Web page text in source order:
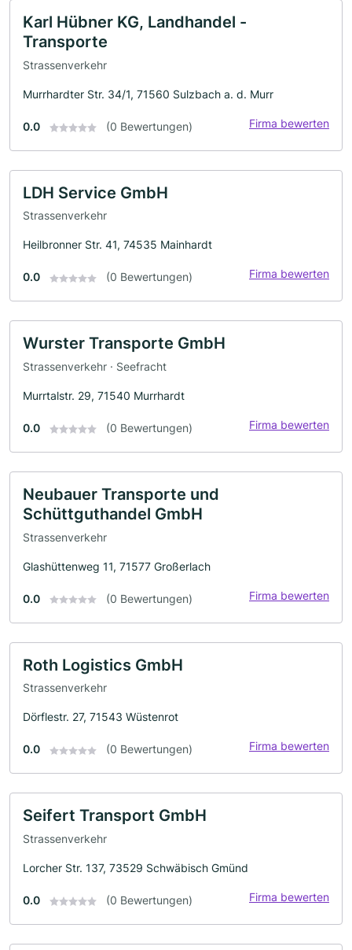
Karl Hübner KG, Landhandel -
Transporte
Strassenverkehr
Murrhardter Str. 34/1, 71560 Sulzbach a. d. Murr
0.0 (0 Bewertungen) Firma bewerten
LDH Service GmbH
Strassenverkehr
Heilbronner Str. 41, 74535 Mainhardt
0.0 (0 Bewertungen) Firma bewerten
Wurster Transporte GmbH
Strassenverkehr · Seefracht
Murrtalstr. 29, 71540 Murrhardt
0.0 (0 Bewertungen) Firma bewerten
Neubauer Transporte und
Schüttguthandel GmbH
Strassenverkehr
Glashüttenweg 11, 71577 Großerlach
0.0 (0 Bewertungen) Firma bewerten
Roth Logistics GmbH
Strassenverkehr
Dörflestr. 27, 71543 Wüstenrot
0.0 (0 Bewertungen) Firma bewerten
Seifert Transport GmbH
Strassenverkehr
Lorcher Str. 137, 73529 Schwäbisch Gmünd
0.0 (0 Bewertungen) Firma bewerten